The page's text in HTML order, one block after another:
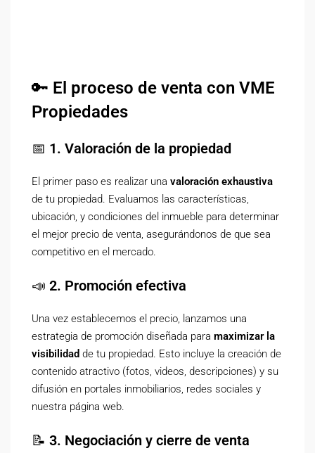
🔑 El proceso de venta con VME
Propiedades
📅 1. Valoración de la propiedad
El primer paso es realizar una valoración exhaustiva
de tu propiedad. Evaluamos las características,
ubicación, y condiciones del inmueble para determinar
el mejor precio de venta, asegurándonos de que sea
competitivo en el mercado.
📣 2. Promoción efectiva
Una vez establecemos el precio, lanzamos una
estrategia de promoción diseñada para maximizar la
visibilidad de tu propiedad. Esto incluye la creación de
contenido atractivo (fotos, videos, descripciones) y su
difusión en portales inmobiliarios, redes sociales y
nuestra página web.
📝 3. Negociación y cierre de venta